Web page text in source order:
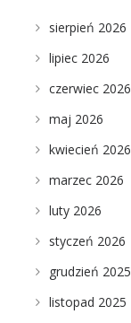
sierpień 2026
lipiec 2026
czerwiec 2026
maj 2026
kwiecień 2026
marzec 2026
luty 2026
styczeń 2026
grudzień 2025
listopad 2025